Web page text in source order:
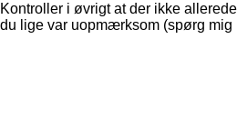
Kontroller i øvrigt at der ikke
du lige var uopmærksom (spørg mig